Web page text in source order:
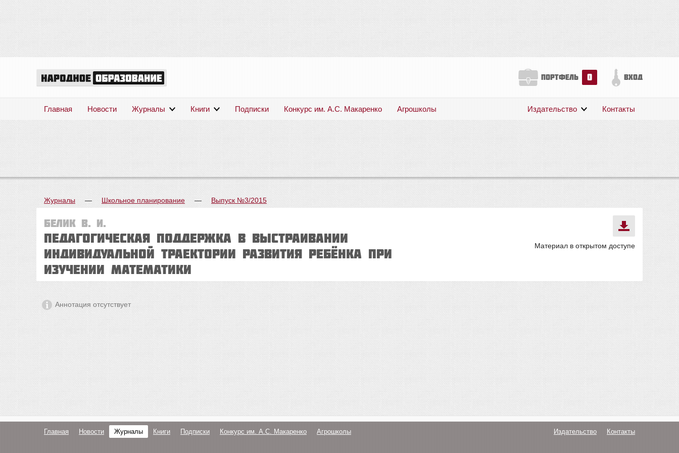
портфель 0 вход
Главная Новости Журналы Книги Подписки Конкурс им. А.С. Макаренко Агрошколы Издательство Контакты
Журналы — Школьное планирование — Выпуск №3/2015
Белик В. И.
Педагогическая поддержка в выстраивании
индивидуальной траектории развития ребёнка при
изучении математики
Материал в открытом доступе
Аннотация отсутствует
Главная Новости Журналы Книги Подписки Конкурс им. А.С. Макаренко Агрошколы Издательство Контакты